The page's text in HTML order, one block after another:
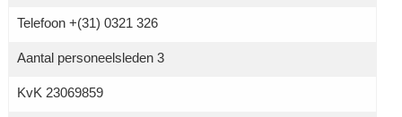
Telefoon +(31) 0321 326
Aantal personeelsleden 3
KvK 23069859